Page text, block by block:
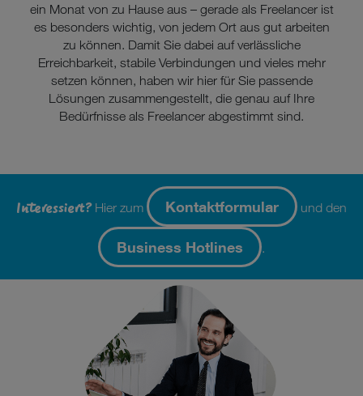
ein Monat von zu Hause aus – gerade als Freelancer ist
es besonders wichtig, von jedem Ort aus gut arbeiten
zu können. Damit Sie dabei auf verlässliche
Erreichbarkeit, stabile Verbindungen und vieles mehr
setzen können, haben wir hier für Sie passende
Lösungen zusammengestellt, die genau auf Ihre
Bedürfnisse als Freelancer abgestimmt sind.
Interessiert? Hier zum Kontaktformular und den
Business Hotlines .